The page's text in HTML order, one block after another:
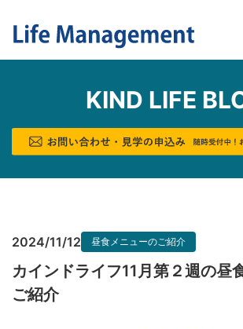
KIND LIFE
2024/11/12 昼食メニューのご紹介
カインドライフ11月第２週の昼
ご紹介